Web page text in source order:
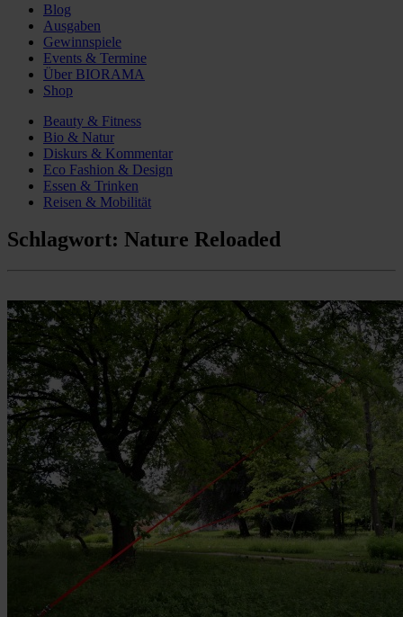
Blog
Ausgaben
Gewinnspiele
Events & Termine
Über BIORAMA
Shop
Beauty & Fitness
Bio & Natur
Diskurs & Kommentar
Eco Fashion & Design
Essen & Trinken
Reisen & Mobilität
Schlagwort: Nature Reloaded